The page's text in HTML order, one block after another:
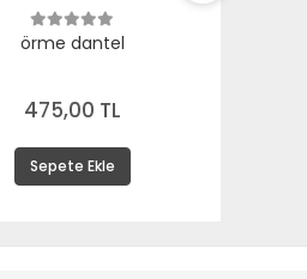
örme dantel
475,00 TL
Sepete Ekle